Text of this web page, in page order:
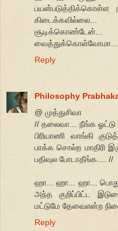
பயன்படுத்திக்கொள்ள
Reply
Philosophy
@ முத்துசிவா
// தலைவா... நீங்க ஓட்டு
பிரியாணி வாங்கி
பாக்க சொல்ற மாதிரி
பதிவுல போடாதீங்க.... //
ஹா... ஹா... ஹா...
அந்த குறிப்பிட்ட
மட்டுமே தேவைஎன்ற
Reply